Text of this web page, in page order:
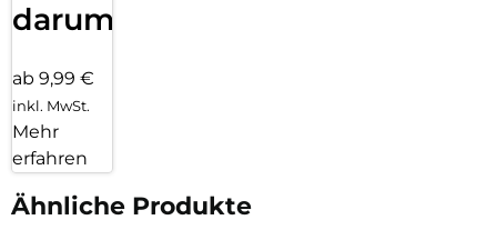
darum!
ab 9,99 €
inkl. MwSt.
Mehr
erfahren
Ähnliche Produkte